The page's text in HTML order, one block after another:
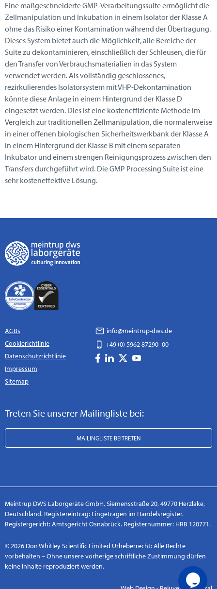
Eine maßgeschneiderte GMP-Verarbeitungssuite ermöglicht die
Zellmanipulation und Inkubation in einem Isolator der Klasse A
ohne das Risiko einer Kontamination während der Übertragung.
Dieses System bietet auch die Möglichkeit, alle Bereiche der
Suite zu dekontaminieren, einschließlich der Schleusen, die für
den Transfer von Verbrauchsmaterialien in das System
verwendet werden. Als vollständig geschlossenes,
rezirkulierendes Isolatorsystem mit VHP-Dekontamination
könnte diese Anlage in einem Hintergrund der Klasse D
eingesetzt werden. Dies ist eine kosteneffiziente Methode im
Vergleich zur traditionellen Zellmanipulation, die normalerweise
in einer offenen biologischen Sicherheitswerkbank der Klasse A
in einem Hintergrund der Klasse B mit einem separaten
Inkubator und einem strengen Reinigungsprozess zwischen den
Transfers durchgeführt wird. Die GMP Processing Suite ist eine
sehr kosteneffektive Lösung.
AGBs
Cookierichtlinie
Datenschutzrichtlinie
Impressum
Sitemap
info@meintrup-dws.de
+49 (0) 5962 87290 -00
Treten Sie unserer Mailingliste bei:
MAILINGLISTE BEITRETEN
Meintrup DWS Laborgeräte GmbH, Siemensstraße 20, 49770 Herzlake,
Deutschland. Registereintrag: Eingetragen im Handelsregister.
Registergericht: Amtsgericht Osnabrück. Registernummer: HRB 120771.
© 2026 Don Whitley Scientific Limited Urheberrecht: Alle Rechte
vorbehalten – Ohne unsere vorherige schriftliche Zustimmung dürfen
keine Inhalte reproduziert werden.